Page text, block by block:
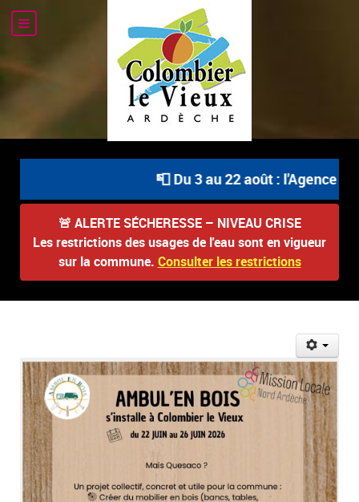
📮 Du 3 au 22 août : l'Agence
🚨 ALERTE SÉCHERESSE – NIVEAU CRISE
Les restrictions des usages de l'eau sont en vigueur
sur la commune. Consulter les restrictions